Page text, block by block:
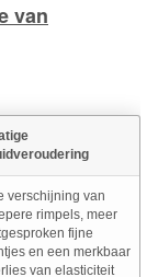
van
verschijning van
rimpels, meer
fijne
en een merkbaar
van elasticiteit